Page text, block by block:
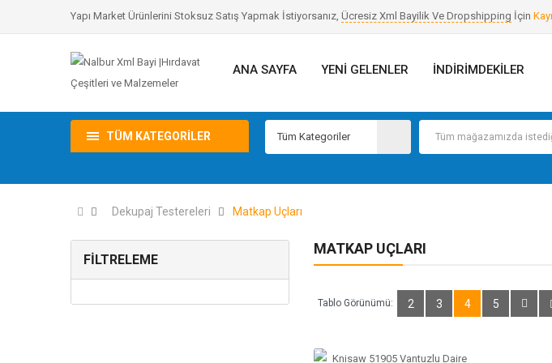
Yapı Market Ürünlerini Stoksuz Satış Yapmak İstiyorsanız, Ücresiz Xml Bayilik Ve Dropshipping İçin
ANA SAYFA YENI GELENLER İNDIRIMDEKILER
TÜM KATEGORILER Tüm Kategoriler
Dekupaj Testereleri Matkap Uçları
FILTRELEME
MATKAP UÇLARI
Tablo Görünümü: 2 3 4 5